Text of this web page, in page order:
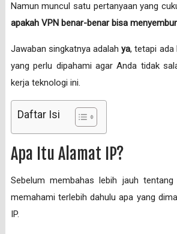
Namun muncul satu pertanyaan yang
apakah VPN benar-benar bisa
Jawaban singkatnya adalahya, tetapi ada
yang perlu dipahami agar Anda tidak
kerja teknologi ini.
Daftar Isi
Apa Itu Alamat IP?
Sebelum membahas lebih jauh
memahami terlebih dahulu apa yang
IP.